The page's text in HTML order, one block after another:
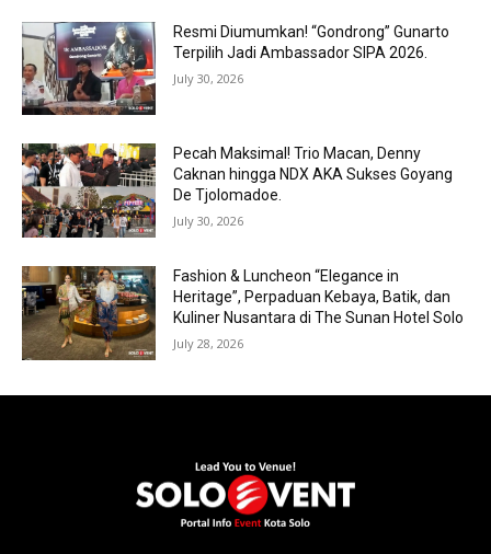
Resmi Diumumkan! “Gondrong” Gunarto
Terpilih Jadi Ambassador SIPA 2026.
July 30, 2026
Pecah Maksimal! Trio Macan, Denny
Caknan hingga NDX AKA Sukses Goyang
De Tjolomadoe.
July 30, 2026
Fashion & Luncheon “Elegance in
Heritage”, Perpaduan Kebaya, Batik, dan
Kuliner Nusantara di The Sunan Hotel Solo
July 28, 2026